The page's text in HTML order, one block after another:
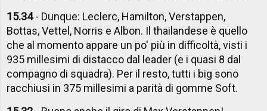
15.34- Dunque: Leclerc, Hamilton, Verstappen,
Bottas, Vettel, Norris e Albon. Il thailandese è quello
che al momento appare un po' più in difficoltà, visti i
935 millesimi di distacco dal leader (e i quasi 8 dal
compagno di squadra). Per il resto, tutti i big sono
racchiusi in 375 millesimi a parità di gomme Soft.